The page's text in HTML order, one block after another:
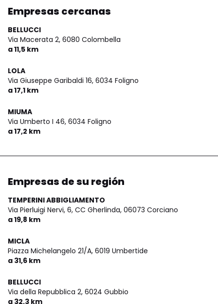
Empresas cercanas
BELLUCCI
Via Macerata 2, 6080 Colombella
a 11,5 km
LOLA
Via Giuseppe Garibaldi 16, 6034 Foligno
a 17,1 km
MIUMA
Via Umberto I 46, 6034 Foligno
a 17,2 km
Empresas de su región
TEMPERINI ABBIGLIAMENTO
Via Pierluigi Nervi, 6, CC Gherlinda, 06073 Corciano
a 19,8 km
MICLA
Piazza Michelangelo 21/A, 6019 Umbertide
a 31,6 km
BELLUCCI
Via della Repubblica 2, 6024 Gubbio
a 32,3 km